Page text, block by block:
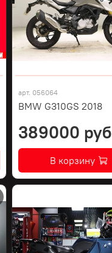
арт. 056064
BMW G310GS 2018
389000 руб
В корзину